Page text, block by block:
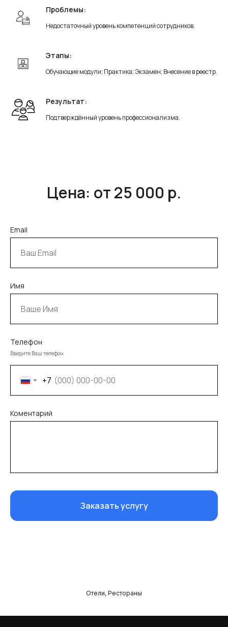
Проблемы:
Недостаточный уровень компетенций сотрудников.
Этапы:
Обучающие модули; Практика; Экзамен; Внесение в реестр.
Результат:
Подтверждённый уровень профессионализма.
Цена: от 25 000 р.
Email
Имя
Телефон
Введите Ваш телефон
+7
Коментарий
Заказать услугу
Отели, Рестораны